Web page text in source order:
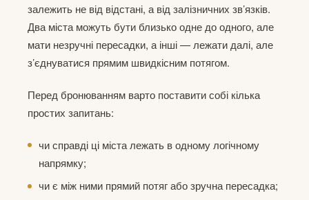
залежить не від відстані, а від залізничних зв’язків.
Два міста можуть бути близько одне до одного, але
мати незручні пересадки, а інші — лежати далі, але
з’єднуватися прямим швидкісним потягом.
Перед бронюванням варто поставити собі кілька
простих запитань:
чи справді ці міста лежать в одному логічному
напрямку;
чи є між ними прямий потяг або зручна пересадка;